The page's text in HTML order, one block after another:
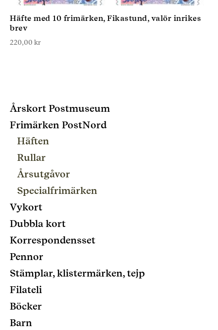
Häfte med 10 frimärken, Fikastund, valör inrikes
brev
220,00 kr
Årskort Postmuseum
Frimärken PostNord
Häften
Rullar
Årsutgåvor
Specialfrimärken
Vykort
Dubbla kort
Korrespondensset
Pennor
Stämplar, klistermärken, tejp
Filateli
Böcker
Barn